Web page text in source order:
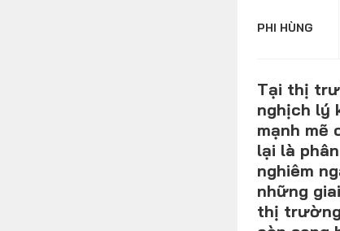
PHI HÙNG
Tại thị
nghịch lý
mạnh mẽ
lại là
nghiêm
những
thị trường